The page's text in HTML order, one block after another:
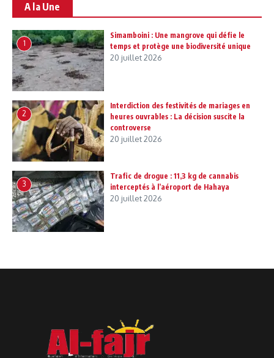
A la Une
1
Simamboini : Une mangrove qui défie le
temps et protège une biodiversité unique
20 juillet 2026
2
Interdiction des festivités de mariages en
heures ouvrables : La décision suscite la
controverse
20 juillet 2026
3
Trafic de drogue : 11,3 kg de cannabis
interceptés à l’aéroport de Hahaya
20 juillet 2026